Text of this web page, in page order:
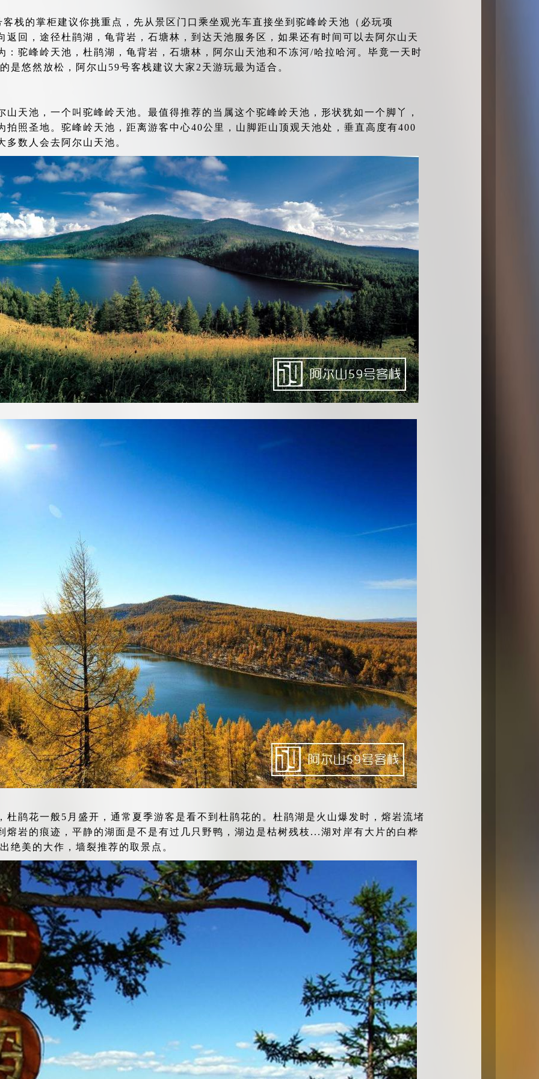
栈的掌柜建议你挑重点，先从景区门口乘坐观光车直接坐到驼峰岭天池（必玩项
返回，途径杜鹃湖，龟背岩，石塘林，到达天池服务区，如果还有时间可以去阿尔山天
：驼峰岭天池，杜鹃湖，龟背岩，石塘林，阿尔山天池和不冻河/哈拉哈河。毕竟一天时
是悠然放松，阿尔山59号客栈建议大家2天游玩最为适合。
山天池，一个叫驼峰岭天池。最值得推荐的当属这个驼峰岭天池，形状犹如一个脚丫，
拍照圣地。驼峰岭天池，距离游客中心40公里，山脚距山顶观天池处，垂直高度有400
数人会去阿尔山天池。
杜鹃花一般5月盛开，通常夏季游客是看不到杜鹃花的。杜鹃湖是火山爆发时，熔岩流堵
熔岩的痕迹，平静的湖面是不是有过几只野鸭，湖边是枯树残枝...湖对岸有大片的白桦
绝美的大作，墙裂推荐的取景点。